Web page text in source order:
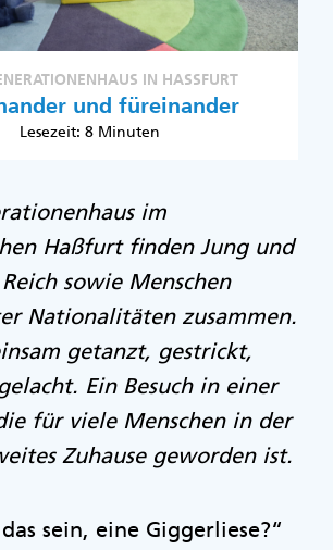
IN HASSFURT
und füreinander
Lesezeit: 8 Minuten
im
Haßfurt finden Jung und
sowie Menschen
Nationalitäten zusammen.
getanzt, gestrickt,
Ein Besuch in einer
für viele Menschen in der
Zuhause geworden ist.
sein, eine Giggerliese?“